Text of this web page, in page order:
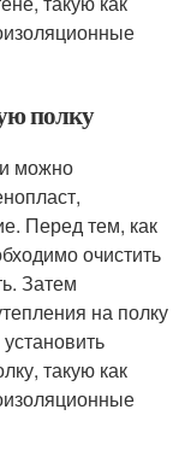
полку
можно
Перед тем, как
очистить
Затем
на полку
такую как